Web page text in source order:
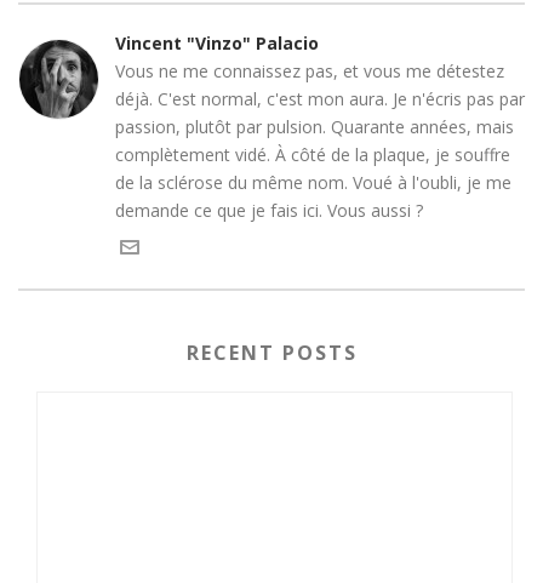
Vincent "Vinzo" Palacio
Vous ne me connaissez pas, et vous me détestez
déjà. C'est normal, c'est mon aura. Je n'écris pas par
passion, plutôt par pulsion. Quarante années, mais
complètement vidé. À côté de la plaque, je souffre
de la sclérose du même nom. Voué à l'oubli, je me
demande ce que je fais ici. Vous aussi ?
RECENT POSTS